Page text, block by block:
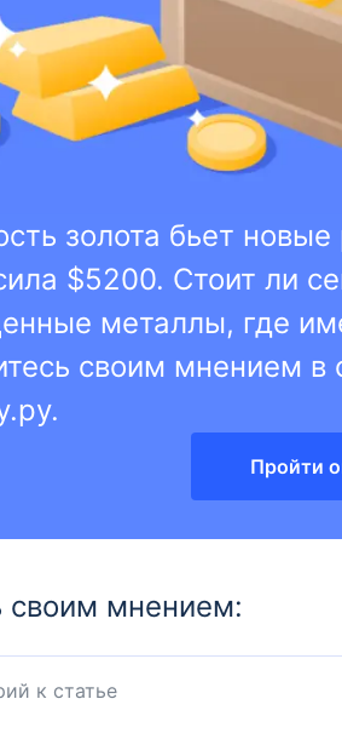
золота бьет
$5200. Стоит ли
металлы, где
своим мнением в
Пройти
своим мнением: